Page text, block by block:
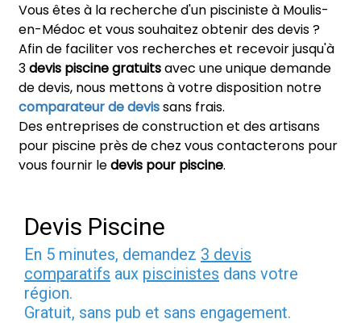
Vous êtes à la recherche d'un pisciniste à Moulis-
en-Médoc et vous souhaitez obtenir des devis ?
Afin de faciliter vos recherches et recevoir jusqu'à
3devis piscine gratuitsavec une unique demande
de devis, nous mettons à votre disposition notre
comparateur de devissans frais.
Des entreprises de construction et des artisans
pour piscine près de chez vous contacterons pour
vous fournir ledevis pour piscine.
Devis Piscine
En 5 minutes, demandez 3 devis
comparatifs aux piscinistes dans votre
région.
Gratuit, sans pub et sans engagement.